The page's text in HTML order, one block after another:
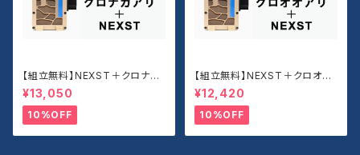
【組立無料】NEXST＋クロナガ
アリセット
¥13,050
10%OFF
【組立無料】NEXST＋クロオオ
アリセット
¥12,420
10%OFF